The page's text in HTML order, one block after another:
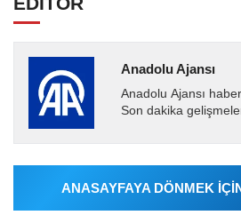
Anadolu Ajansı
Anadolu Ajansı
Son dakika
Ajansı tarafından...
ANASAYFAYA DÖNMEK